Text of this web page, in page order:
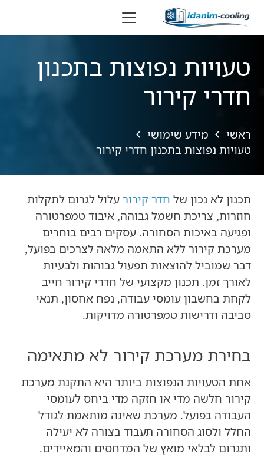
טעויות נפוצות בתכנון
חדרי קירור
ראשי
מידע שימושי
טעויות נפוצות בתכנון חדרי קירור
תכנון לא נכון של חדר קירור עלול לגרום לתקלות
חוזרות, צריכת חשמל גבוהה, איבוד טמפרטורה
ופגיעה באיכות הסחורה. עסקים רבים בוחרים
מערכת קירור ללא התאמה מלאה לצרכים בפועל,
דבר שמוביל להוצאות תפעול גבוהות ולבעיות
לאורך זמן. תכנון מקצועי של חדרי קירור חייב
לקחת בחשבון עומסי עבודה, נפח אחסון, תנאי
סביבה ודרישות טמפרטורה מדויקות.
בחירת מערכת קירור לא מתאימה
אחת הטעויות הנפוצות ביותר היא התקנת מערכת
קירור חלשה מדי או חזקה מדי ביחס לעומסי
העבודה בפועל. מערכת שאינה מותאמת לגודל
החלל ולסוג הסחורה תעבוד בצורה לא יעילה
ותגרום לבלאי מואץ של המדחסים והמאיידים.